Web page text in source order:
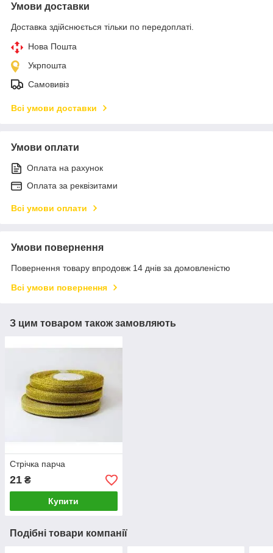
Умови доставки
Доставка здійснюється тільки по передоплаті.
Нова Пошта
Укрпошта
Самовивіз
Всі умови доставки
Умови оплати
Оплата на рахунок
Оплата за реквізитами
Всі умови оплати
Умови повернення
Повернення товару впродовж 14 днів за домовленістю
Всі умови повернення
З цим товаром також замовляють
Стрічка парча
21 ₴
Купити
Подібні товари компанії